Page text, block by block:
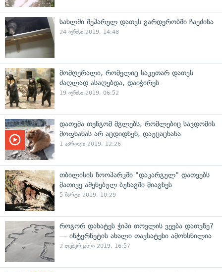
სახლში შეპარულ დათვს გარდერობში ჩაეძინა
24 ივნისი 2019, 14:48
მომღერალი, რომელიც საკუთარ დათვს
ძაღლად ასაღებდა, დაიჭირეს
19 ივნისი 2019, 06:52
დათვმა თენგომ მგლებს, რომლებიც საჯდომის
მოფხანას არ აცდიდნენ, დაუცაცხანა
1 აპრილი 2019, 12:26
თბილისის ზოოპარკში "დაკარგულ" დათვებს
მათივე აშენებულ ბუნაგში მიაგნეს
5 მარტი 2019, 10:29
როგორ დახატეს ჭიპი თოვლის ვეება დათვზე?
— ინტერნეტის ახალი თავსატეხი ამოხსნილია
2 თებერვალი 2019, 16:57